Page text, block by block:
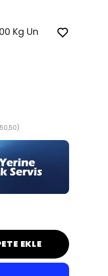
Kg Un
EKLE